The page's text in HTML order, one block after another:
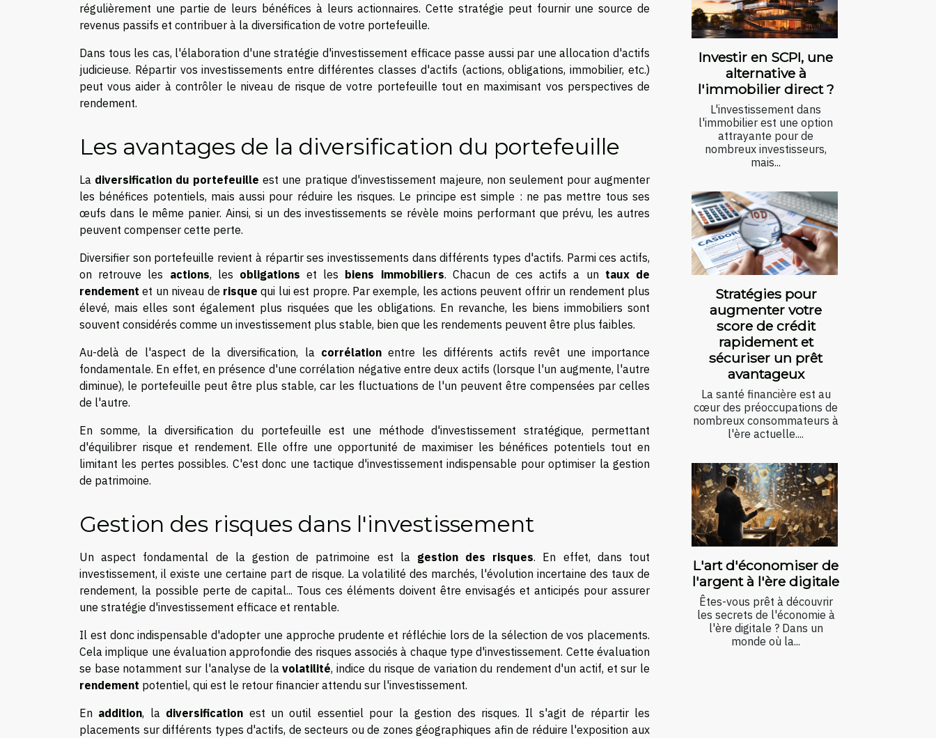
régulièrement une partie de leurs bénéfices à leurs actionnaires. Cette stratégie peut fournir une source de
revenus passifs et contribuer à la diversification de votre portefeuille.
Dans tous les cas, l'élaboration d'une stratégie d'investissement efficace passe aussi par une allocation d'actifs
judicieuse. Répartir vos investissements entre différentes classes d'actifs (actions, obligations, immobilier, etc.)
peut vous aider à contrôler le niveau de risque de votre portefeuille tout en maximisant vos perspectives de
rendement.
Les avantages de la diversification du portefeuille
La diversification du portefeuille est une pratique d'investissement majeure, non seulement pour augmenter
les bénéfices potentiels, mais aussi pour réduire les risques. Le principe est simple : ne pas mettre tous ses
œufs dans le même panier. Ainsi, si un des investissements se révèle moins performant que prévu, les autres
peuvent compenser cette perte.
Diversifier son portefeuille revient à répartir ses investissements dans différents types d'actifs. Parmi ces actifs,
on retrouve les actions, les obligations et les biens immobiliers. Chacun de ces actifs a un taux de
rendement et un niveau de risque qui lui est propre. Par exemple, les actions peuvent offrir un rendement plus
élevé, mais elles sont également plus risquées que les obligations. En revanche, les biens immobiliers sont
souvent considérés comme un investissement plus stable, bien que les rendements peuvent être plus faibles.
Au-delà de l'aspect de la diversification, la corrélation entre les différents actifs revêt une importance
fondamentale. En effet, en présence d'une corrélation négative entre deux actifs (lorsque l'un augmente, l'autre
diminue), le portefeuille peut être plus stable, car les fluctuations de l'un peuvent être compensées par celles
de l'autre.
En somme, la diversification du portefeuille est une méthode d'investissement stratégique, permettant
d'équilibrer risque et rendement. Elle offre une opportunité de maximiser les bénéfices potentiels tout en
limitant les pertes possibles. C'est donc une tactique d'investissement indispensable pour optimiser la gestion
de patrimoine.
Gestion des risques dans l'investissement
Un aspect fondamental de la gestion de patrimoine est la gestion des risques. En effet, dans tout
investissement, il existe une certaine part de risque. La volatilité des marchés, l'évolution incertaine des taux de
rendement, la possible perte de capital... Tous ces éléments doivent être envisagés et anticipés pour assurer
une stratégie d'investissement efficace et rentable.
Il est donc indispensable d'adopter une approche prudente et réfléchie lors de la sélection de vos placements.
Cela implique une évaluation approfondie des risques associés à chaque type d'investissement. Cette évaluation
se base notamment sur l'analyse de lavolatilité, indice du risque de variation du rendement d'un actif, et sur le
rendement potentiel, qui est le retour financier attendu sur l'investissement.
En addition, la diversification est un outil essentiel pour la gestion des risques. Il s'agit de répartir les
placements sur différents types d'actifs, de secteurs ou de zones géographiques afin de réduire l'exposition aux
Investir en SCPI, une
alternative à
l'immobilier direct ?
L'investissement dans
l'immobilier est une option
attrayante pour de
nombreux investisseurs,
mais...
Stratégies pour
augmenter votre
score de crédit
rapidement et
sécuriser un prêt
avantageux
La santé financière est au
cœur des préoccupations de
nombreux consommateurs à
l'ère actuelle....
L'art d'économiser de
l'argent à l'ère digitale
Êtes-vous prêt à découvrir
les secrets de l'économie à
l'ère digitale ? Dans un
monde où la...